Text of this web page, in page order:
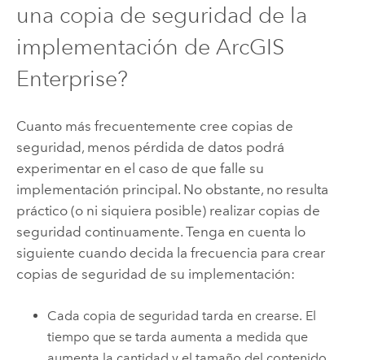
una copia de seguridad de la
implementación de ArcGIS
Enterprise?
Cuanto más frecuentemente cree copias de
seguridad, menos pérdida de datos podrá
experimentar en el caso de que falle su
implementación principal. No obstante, no resulta
práctico (o ni siquiera posible) realizar copias de
seguridad continuamente. Tenga en cuenta lo
siguiente cuando decida la frecuencia para crear
copias de seguridad de su implementación:
Cada copia de seguridad tarda en crearse. El
tiempo que se tarda aumenta a medida que